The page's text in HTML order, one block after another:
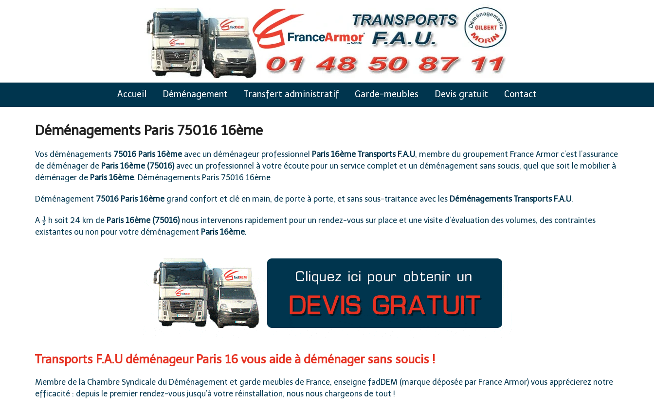
Accueil Déménagement Transfert administratif Garde-meubles Devis gratuit Contact
Déménagements Paris 75016 16ème
Vos déménagements 75016 Paris 16èmeavec un déménageur professionnel Paris 16ème Transports F.A.U, membre du groupement France Armor c’est l’assurance
de déménager de Paris 16ème (75016)avec un professionnel à votre écoute pour un service complet et un déménagement sans soucis, quel que soit le mobilier à
déménager de Paris 16ème. Déménagements Paris 75016 16ème
Déménagement 75016 Paris 16èmegrand confort et clé en main, de porte à porte, et sans sous-traitance avec les Déménagements Transports F.A.U.
A ½ h soit 24 km de Paris 16ème (75016)nous intervenons rapidement pour un rendez-vous sur place et une visite d’évaluation des volumes, des contraintes
existantes ou non pour votre déménagement Paris 16ème.
Transports F.A.U déménageur Paris 16 vous aide à déménager sans soucis !
Membre de la Chambre Syndicale du Déménagement et garde meubles de France, enseigne fadDEM (marque déposée par France Armor) vous apprécierez notre
efficacité : depuis le premier rendez-vous jusqu’à votre réinstallation, nous nous chargeons de tout !